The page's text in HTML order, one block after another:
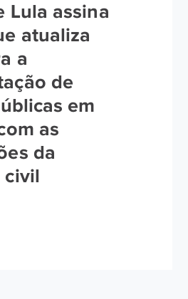
Lula assina
atualiza
a
de
em
as
da
civil